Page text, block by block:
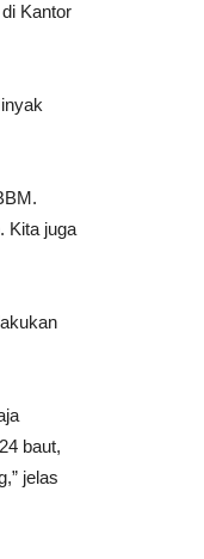
Kantor
Kita juga
baut,
jelas